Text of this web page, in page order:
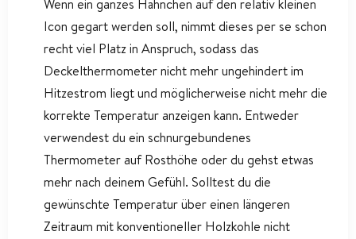
Wenn ein ganzes Hähnchen auf den relativ kleinen
Icon gegart werden soll, nimmt dieses per se schon
recht viel Platz in Anspruch, sodass das
Deckelthermometer nicht mehr ungehindert im
Hitzestrom liegt und möglicherweise nicht mehr die
korrekte Temperatur anzeigen kann. Entweder
verwendest du ein schnurgebundenes
Thermometer auf Rosthöhe oder du gehst etwas
mehr nach deinem Gefühl. Solltest du die
gewünschte Temperatur über einen längeren
Zeitraum mit konventioneller Holzkohle nicht